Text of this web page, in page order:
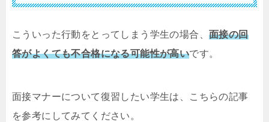
こういった行動をとってしまう学生の場合、 面接の回
答がよくても不合格になる可能性が高いです。
面接マナーについて復習したい学生は、こちらの記事
を参考にしてみてください。